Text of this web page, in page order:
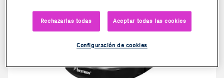
Rechazarlas todas Aceptar todas las cookies
Configuración de cookies